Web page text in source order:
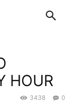
HOUR
0
3438